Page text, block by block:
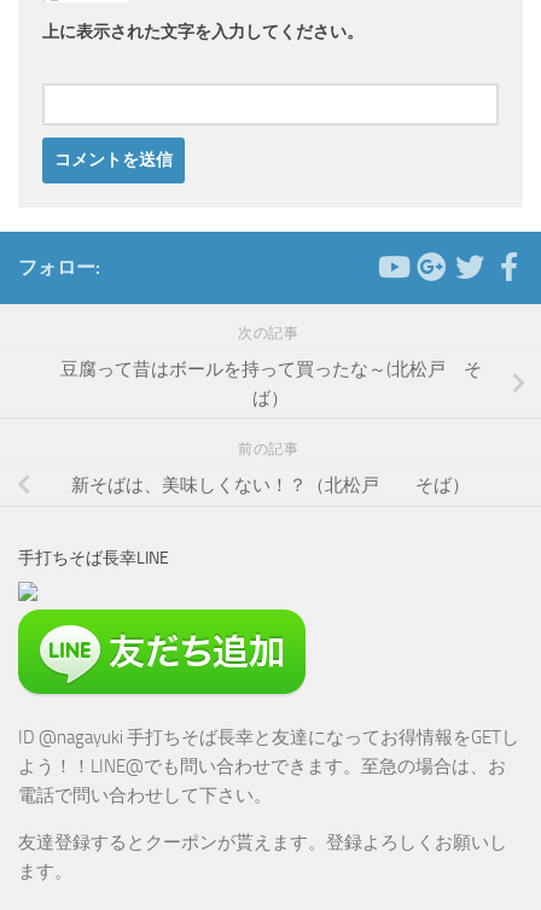
上に表示された文字を入力してください。
フォロー:
次の記事
豆腐って昔はボールを持って買ったな～(北松戸 そ
ば）
前の記事
新そばは、美味しくない！？（北松戸 そば）
手打ちそば長幸LINE
ID @nagayuki 手打ちそば長幸と友達になってお得情報をGETし
よう！！LINE@でも問い合わせできます。至急の場合は、お
電話で問い合わせして下さい。
友達登録するとクーポンが貰えます。登録よろしくお願いし
ます。